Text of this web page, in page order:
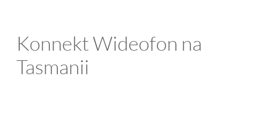
Konnekt Wideofon na
Tasmanii